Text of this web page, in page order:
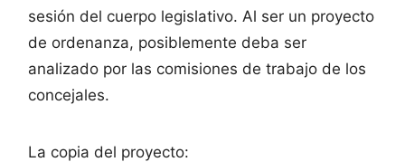
sesión del cuerpo legislativo. Al ser un proyecto
de ordenanza, posiblemente deba ser
analizado por las comisiones de trabajo de los
concejales.
La copia del proyecto: